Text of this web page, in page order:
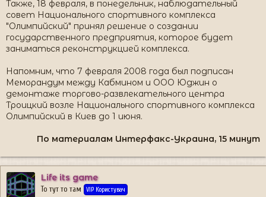
Также, 18 февраля, в понедельник, наблюдательный
совет Национального спортивного комплекса
"Олимпийский" принял решение о создании
государственного предприятия, которое будет
заниматься реконструкцией комплекса.
Напомним, что 7 февраля 2008 года был подписан
Меморандум между Кабмином и ООО Юджин о
демонтаже торгово-развлекательного центра
Троицкий возле Национального спортивного комплекса
Олимпийский в Киев до 1 июня.
По материалам Интерфакс-Украина, 15 минут
Life its game
То тут то там VIP Користувач